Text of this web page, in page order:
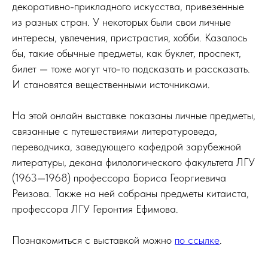
декоративно-прикладного искусства, привезенные
из разных стран. У некоторых были свои личные
интересы, увлечения, пристрастия, хобби. Казалось
бы, такие обычные предметы, как буклет, проспект,
билет — тоже могут что-то подсказать и рассказать.
И становятся вещественными источниками.
На этой онлайн выставке показаны личные предметы,
связанные с путешествиями литературоведа,
переводчика, заведующего кафедрой зарубежной
литературы, декана филологического факультета ЛГУ
(1963—1968) профессора Бориса Георгиевича
Реизова. Также на ней собраны предметы китаиста,
профессора ЛГУ Геронтия Ефимова.
Познакомиться с выставкой можно по ссылке